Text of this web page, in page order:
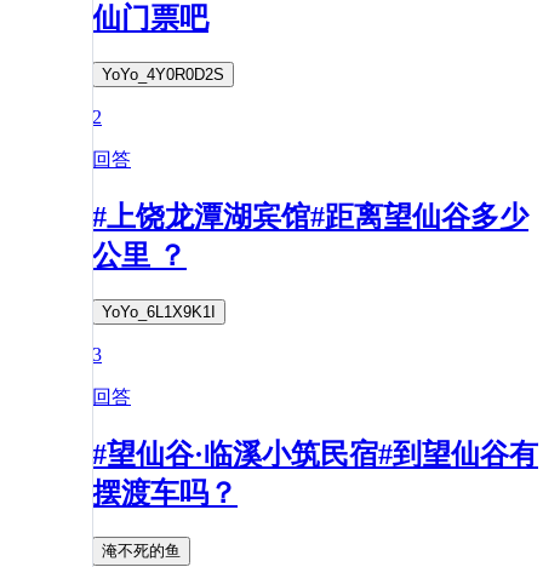
仙门票吧
YoYo_4Y0R0D2S
2
回答
#上饶龙潭湖宾馆#距离望仙谷多少
公里 ？
YoYo_6L1X9K1I
3
回答
#望仙谷·临溪小筑民宿#到望仙谷有
摆渡车吗？
淹不死的鱼